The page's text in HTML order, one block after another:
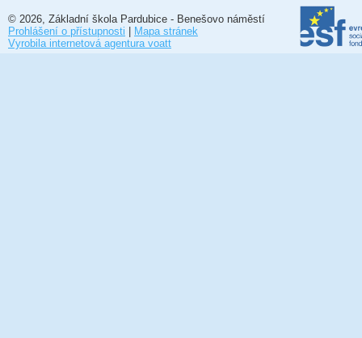
© 2026, Základní škola Pardubice - Benešovo náměstí
Prohlášení o přístupnosti | Mapa stránek
Vyrobila internetová agentura voatt